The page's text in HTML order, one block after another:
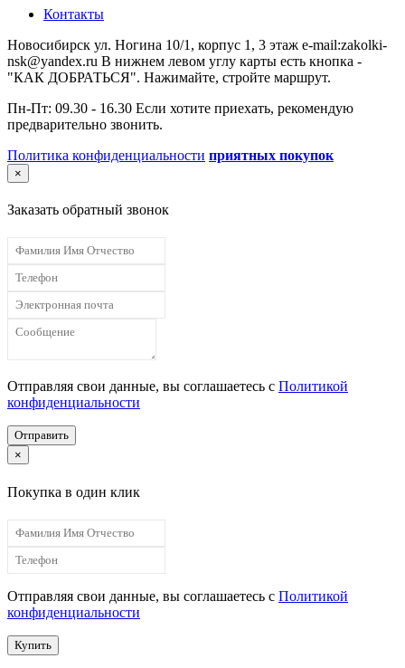
Контакты
Новосибирск ул. Ногина 10/1, корпус 1, 3 этаж e-mail:zakolki-
nsk@yandex.ru В нижнем левом углу карты есть кнопка -
"КАК ДОБРАТЬСЯ". Нажимайте, стройте маршрут.
Пн-Пт: 09.30 - 16.30 Если хотите приехать, рекомендую
предварительно звонить.
Политика конфиденциальности приятных покупок
×
Заказать обратный звонок
Отправляя свои данные, вы соглашаетесь с Политикой
конфиденциальности
Отправить
×
Покупка в один клик
Отправляя свои данные, вы соглашаетесь с Политикой
конфиденциальности
Купить